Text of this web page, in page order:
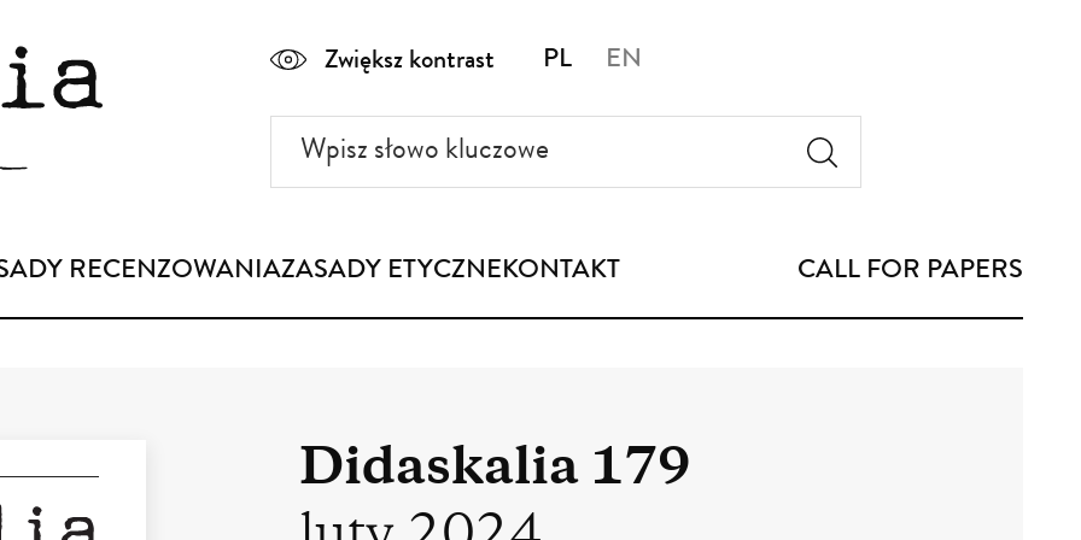
Zwiększ kontrast PL EN
słowo
kluczowe
RECENZOWANIAZASADY ETYCZNEKONTAKT CALL FOR PAPERS
Didaskalia 179